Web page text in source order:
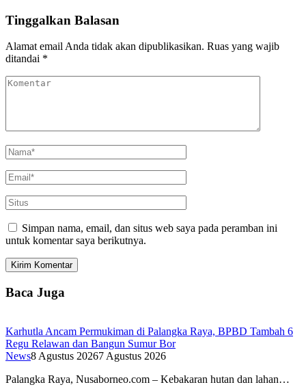
Tinggalkan Balasan
Alamat email Anda tidak akan dipublikasikan. Ruas yang wajib
ditandai *
Simpan nama, email, dan situs web saya pada peramban ini
untuk komentar saya berikutnya.
Baca Juga
Karhutla Ancam Permukiman di Palangka Raya, BPBD Tambah 6
Regu Relawan dan Bangun Sumur Bor
News8 Agustus 20267 Agustus 2026
Palangka Raya, Nusaborneo.com – Kebakaran hutan dan lahan…